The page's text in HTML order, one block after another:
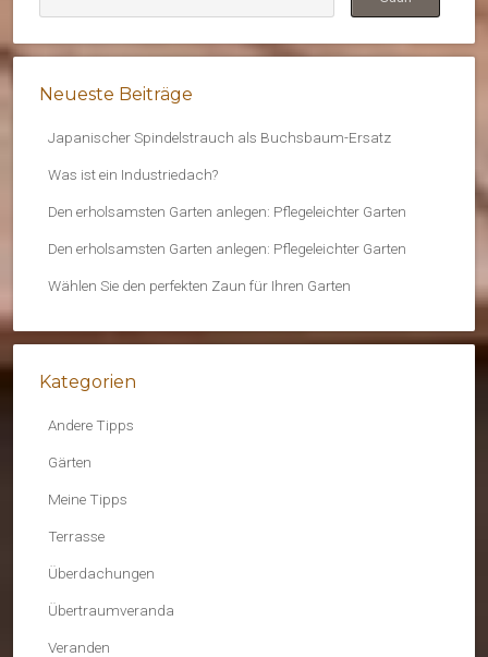
Neueste Beiträge
Japanischer Spindelstrauch als Buchsbaum-Ersatz
Was ist ein Industriedach?
Den erholsamsten Garten anlegen: Pflegeleichter Garten
Den erholsamsten Garten anlegen: Pflegeleichter Garten
Wählen Sie den perfekten Zaun für Ihren Garten
Kategorien
Andere Tipps
Gärten
Meine Tipps
Terrasse
Überdachungen
Übertraumveranda
Veranden